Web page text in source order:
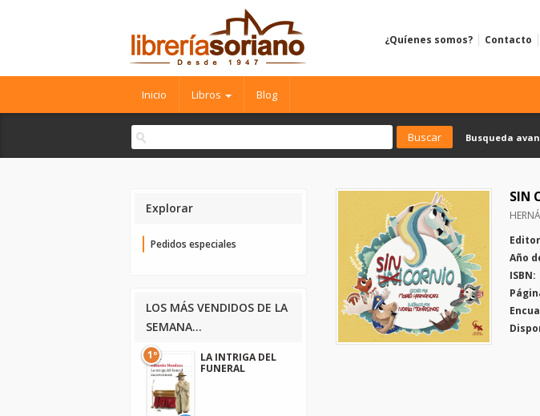
¿Quíenes somos? Contacto
Inicio Libros Blog
Busqueda
SIN
Año
ISBN:
Explorar
Pedidos especiales
LOS MÁS VENDIDOS DE LA
SEMANA...
1º
LA INTRIGA DEL
FUNERAL